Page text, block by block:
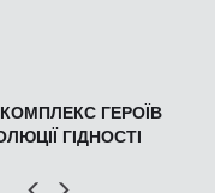
ГЕРОЇВ
ГІДНОСТІ